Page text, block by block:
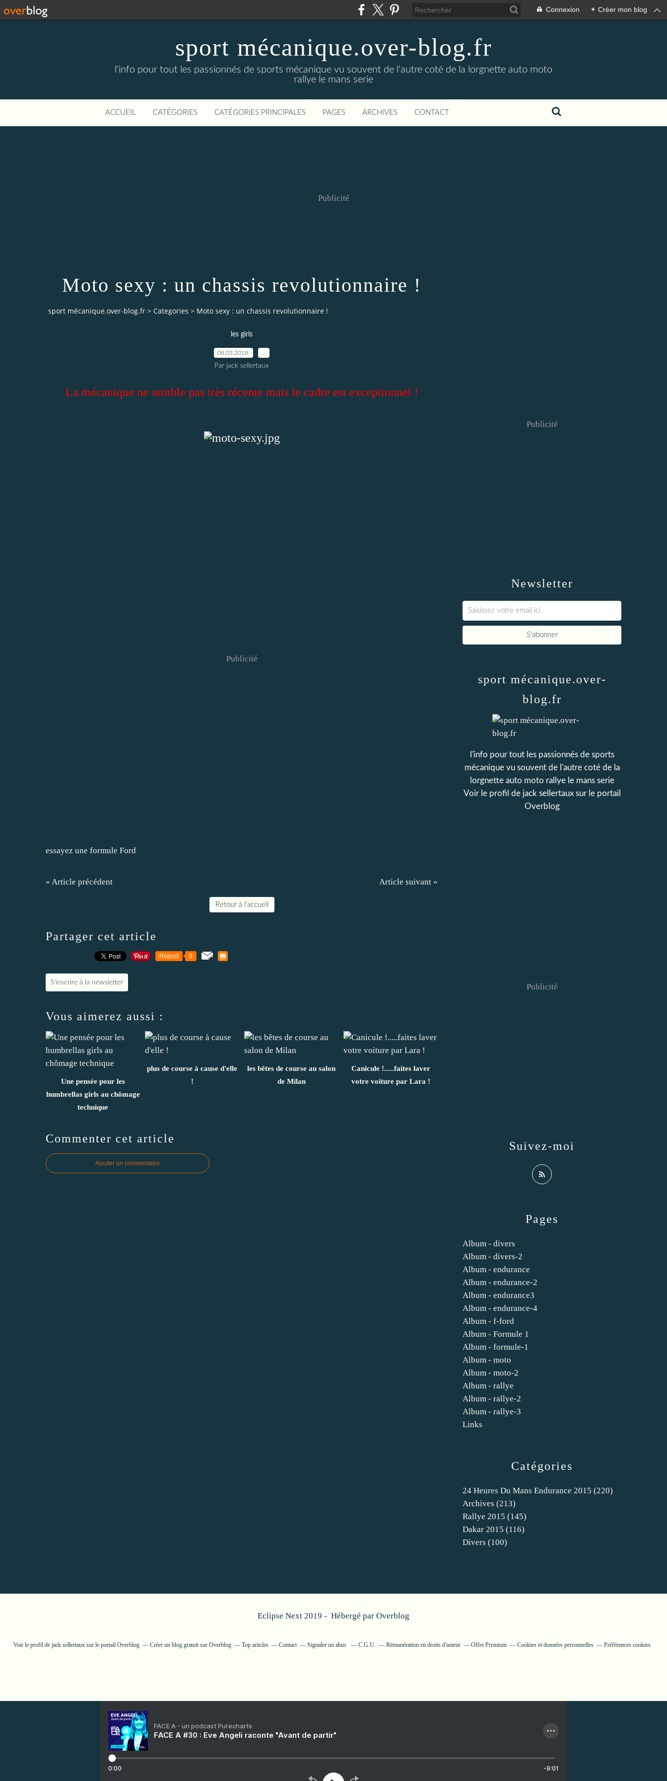
Connexion + Créer mon blog
sport mécanique.over-blog.fr
l'info pour tout les passionnés de sports mécanique vu souvent de l'autre coté de la lorgnette auto moto
rallye le mans serie
ACCUEIL CATÉGORIES CATÉGORIES PRINCIPALES PAGES ARCHIVES CONTACT
Publicité
Moto sexy : un chassis revolutionnaire !
sport mécanique.over-blog.fr > Categories > Moto sexy : un chassis revolutionnaire !
les girls
08.03.2018
Par jack sellertaux
La mécanique ne semble pas très récente mais le cadre est exceptionnel !
Publicité
essayez une formule Ford
« Article précédent Article suivant »
Retour à l'accueil
Partager cet article
Repost 0
S'inscrire à la newsletter
Vous aimerez aussi :
Une pensée pour les
humbrellas girls au chômage
technique
plus de course à cause d'elle
!
les bêtes de course au salon
de Milan
Canicule !.....faites laver
votre voiture par Lara !
Commenter cet article
Ajouter un commentaire
Newsletter
Publicité
Catégories
24 Heures Du Mans Endurance 2015 (220)
Archives (213)
Rallye 2015 (145)
Dakar 2015 (116)
Divers (100)
Pages
Album - divers
Album - divers-2
Album - endurance
Album - endurance-2
Album - endurance3
Album - endurance-4
Album - f-ford
Album - Formule 1
Album - formule-1
Album - moto
Album - moto-2
Album - rallye
Album - rallye-2
Album - rallye-3
Links
sport mécanique.over-
blog.fr
l'info pour tout les passionnés de sports
mécanique vu souvent de l'autre coté de la
lorgnette auto moto rallye le mans serie
Voir le profil de jack sellertauxsur le portail
Overblog
Suivez-moi
Publicité
Eclipse Next 2019 - Hébergé par Overblog
Voir le profil de jack sellertaux sur le portail Overblog Créer un blog gratuit sur Overblog Top articles Contact Signaler un abus C.G.U. Rémunération en droits d'auteur Offre Premium Cookies et données personnelles Préférences cookies
FACE A - un podcast Purecharts
FACE A #30 : Eve Angeli raconte "Avant de partir"
0:00 -9:01